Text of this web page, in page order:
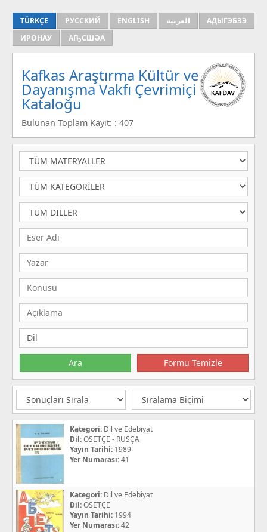
TÜRKÇE РУССКИЙ ENGLISH العربية
АДЫГЭБЗЭ
ИРОНАУ
АҦСШӘА
Kafkas Araştırma Kültür ve
Dayanışma Vakfı Çevrimiçi
Kataloğu
Bulunan Toplam Kayıt: : 407
Kategori: Dil ve Edebiyat
Dil:OSETÇE - RUSÇA
Yayın Tarihi: 1989
Yer Numarası:41
Kategori: Dil ve Edebiyat
Dil:OSETÇE
Yayın Tarihi: 1994
Yer Numarası:42